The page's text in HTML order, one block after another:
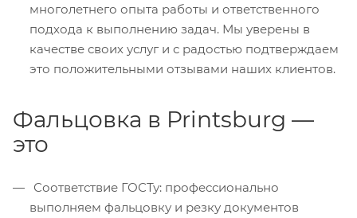
многолетнего опыта работы и ответственного
подхода к выполнению задач. Мы уверены в
качестве своих услуг и с радостью подтверждаем
это положительными отзывами наших клиентов.
Фальцовка в Printsburg —
это
Соответствие ГОСТу: профессионально
выполняем фальцовку и резку документов